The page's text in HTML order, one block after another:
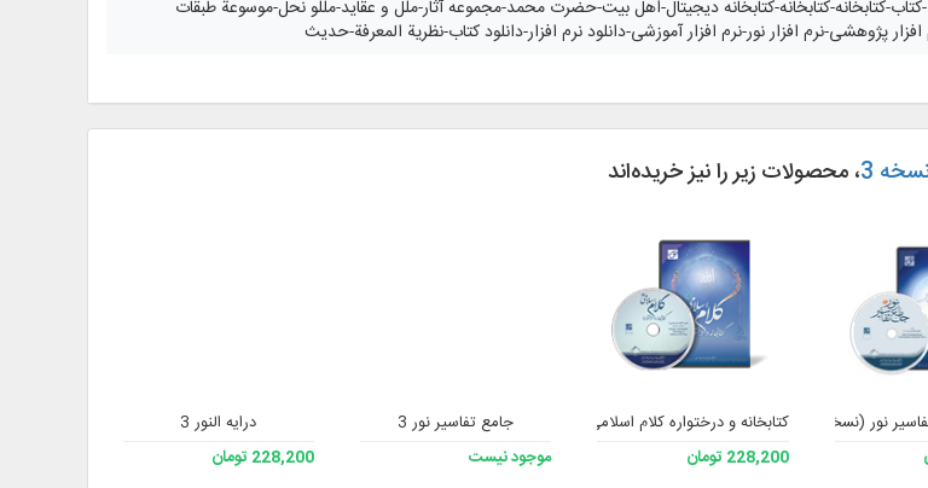
کتابخانه-کتابخانه-کتابخانه دیجیتال-اهل بیت-حضرت محمد-مجموعه آثار-ملل و عقاید-مللو نحل-موسوعة طبقات
افزار پژوهشی-نرم افزار نور-نرم افزار آموزشی-دانلود نرم افزار-دانلود کتاب-نظرية المعرفة-حدیث
3 ، محصولات زیر را نیز خریده‌اند
نور (نسخه 4)
کتابخانه و درختواره کلام اسلامی 2
228,200 تومان
جامع تفاسیر نور 3
موجود نیست
درایه النور 3
228,200 تومان